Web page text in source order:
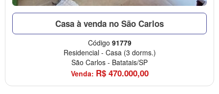
Casa à venda no São Carlos
Código 91779
Residencial - Casa (3 dorms.)
São Carlos - Batatais/SP
Venda: R$ 470.000,00